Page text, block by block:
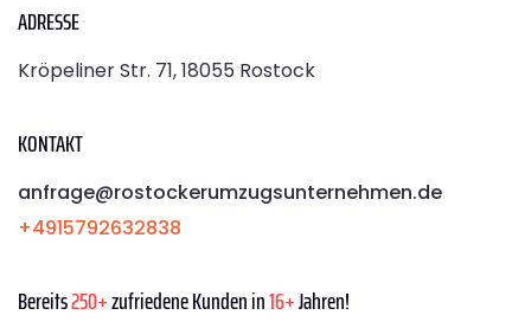
ADRESSE
Kröpeliner Str. 71, 18055 Rostock
KONTAKT
anfrage@rostockerumzugsunternehmen.de
+4915792632838
Bereits250+zufriedene Kunden in16+Jahren!